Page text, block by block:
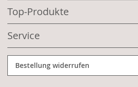
Top-Produkte
Service
Bestellung widerrufen